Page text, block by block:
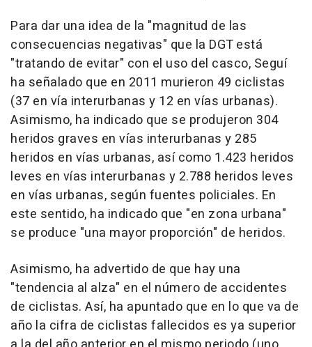
Para dar una idea de la "magnitud de las
consecuencias negativas" que la DGT está
"tratando de evitar" con el uso del casco, Seguí
ha señalado que en 2011 murieron 49 ciclistas
(37 en vía interurbanas y 12 en vías urbanas).
Asimismo, ha indicado que se produjeron 304
heridos graves en vías interurbanas y 285
heridos en vías urbanas, así como 1.423 heridos
leves en vías interurbanas y 2.788 heridos leves
en vías urbanas, según fuentes policiales. En
este sentido, ha indicado que "en zona urbana"
se produce "una mayor proporción" de heridos.
Asimismo, ha advertido de que hay una
"tendencia al alza" en el número de accidentes
de ciclistas. Así, ha apuntado que en lo que va de
año la cifra de ciclistas fallecidos es ya superior